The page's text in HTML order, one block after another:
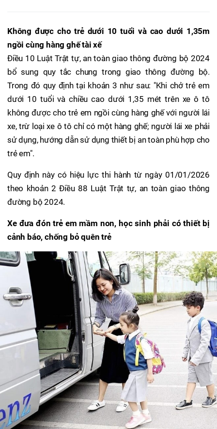
Không được cho trẻ dưới 10 tuổi và cao dưới 1,35m
ngồi cùng hàng ghế tài xế
Điều 10 Luật Trật tự, an toàn giao thông đường bộ 2024
bổ sung quy tắc chung trong giao thông đường bộ.
Trong đó quy định tại khoản 3 như sau: "Khi chở trẻ em
dưới 10 tuổi và chiều cao dưới 1,35 mét trên xe ô tô
không được cho trẻ em ngồi cùng hàng ghế với người lái
xe, trừ loại xe ô tô chỉ có một hàng ghế; người lái xe phải
sử dụng, hướng dẫn sử dụng thiết bị an toàn phù hợp cho
trẻ em".
Quy định này có hiệu lực thi hành từ ngày 01/01/2026
theo khoản 2 Điều 88 Luật Trật tự, an toàn giao thông
đường bộ 2024.
Xe đưa đón trẻ em mầm non, học sinh phải có thiết bị
cảnh báo, chống bỏ quên trẻ